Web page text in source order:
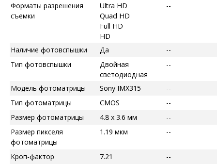
Форматы разрешения
съемки
Ultra HD
Quad HD
Full HD
HD
--
Наличие фотовспышки Да
--
Тип фотовспышки
Двойная
светодиодная
--
Модель фотоматрицы Sony IMX315
--
Тип фотоматрицы
CMOS
--
Размер фотоматрицы
4.8 x 3.6 мм
--
Размер пикселя
фотоматрицы
1.19 мкм --
Кроп-фактор 7.21
--